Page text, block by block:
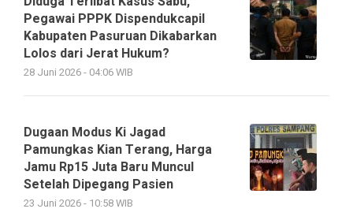
Pegawai PPPK Dispendukcapil
Kabupaten Pasuruan Dikabarkan
Lolos dari Jerat Hukum?
28 Juni 2026 - 04:06 WIB
Dugaan Modus Ki Jagad
Pamungkas Kian Terang, Harga
Jamu Rp15 Juta Baru Muncul
Setelah Dipegang Pasien
23 Juni 2026 - 10:58 WIB